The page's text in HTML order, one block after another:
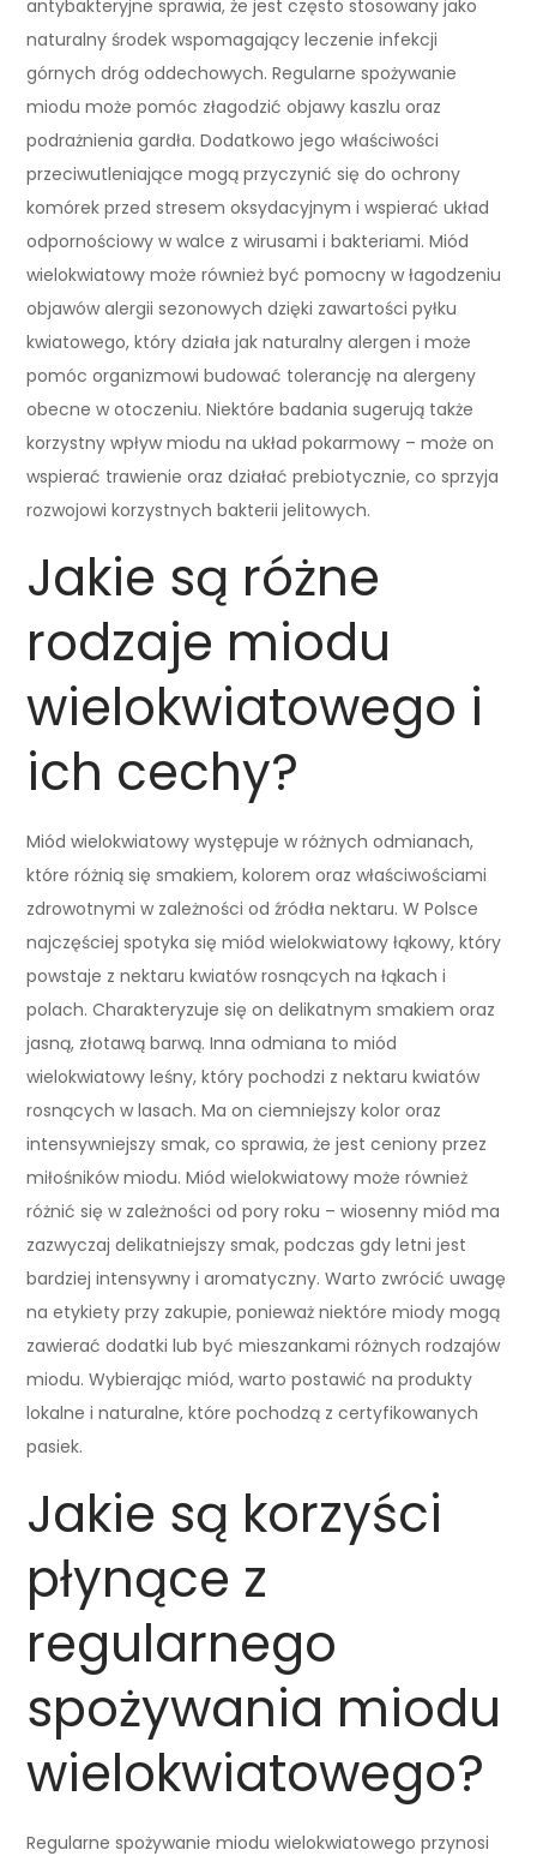
antybakteryjne sprawia, że jest często stosowany jako
naturalny środek wspomagający leczenie infekcji
górnych dróg oddechowych. Regularne spożywanie
miodu może pomóc złagodzić objawy kaszlu oraz
podrażnienia gardła. Dodatkowo jego właściwości
przeciwutleniające mogą przyczynić się do ochrony
komórek przed stresem oksydacyjnym i wspierać układ
odpornościowy w walce z wirusami i bakteriami. Miód
wielokwiatowy może również być pomocny w łagodzeniu
objawów alergii sezonowych dzięki zawartości pyłku
kwiatowego, który działa jak naturalny alergen i może
pomóc organizmowi budować tolerancję na alergeny
obecne w otoczeniu. Niektóre badania sugerują także
korzystny wpływ miodu na układ pokarmowy – może on
wspierać trawienie oraz działać prebiotycznie, co sprzyja
rozwojowi korzystnych bakterii jelitowych.
Jakie są różne
rodzaje miodu
wielokwiatowego i
ich cechy?
Miód wielokwiatowy występuje w różnych odmianach,
które różnią się smakiem, kolorem oraz właściwościami
zdrowotnymi w zależności od źródła nektaru. W Polsce
najczęściej spotyka się miód wielokwiatowy łąkowy, który
powstaje z nektaru kwiatów rosnących na łąkach i
polach. Charakteryzuje się on delikatnym smakiem oraz
jasną, złotawą barwą. Inna odmiana to miód
wielokwiatowy leśny, który pochodzi z nektaru kwiatów
rosnących w lasach. Ma on ciemniejszy kolor oraz
intensywniejszy smak, co sprawia, że jest ceniony przez
miłośników miodu. Miód wielokwiatowy może również
różnić się w zależności od pory roku – wiosenny miód ma
zazwyczaj delikatniejszy smak, podczas gdy letni jest
bardziej intensywny i aromatyczny. Warto zwrócić uwagę
na etykiety przy zakupie, ponieważ niektóre miody mogą
zawierać dodatki lub być mieszankami różnych rodzajów
miodu. Wybierając miód, warto postawić na produkty
lokalne i naturalne, które pochodzą z certyfikowanych
pasiek.
Jakie są korzyści
płynące z
regularnego
spożywania miodu
wielokwiatowego?
Regularne spożywanie miodu wielokwiatowego przynosi